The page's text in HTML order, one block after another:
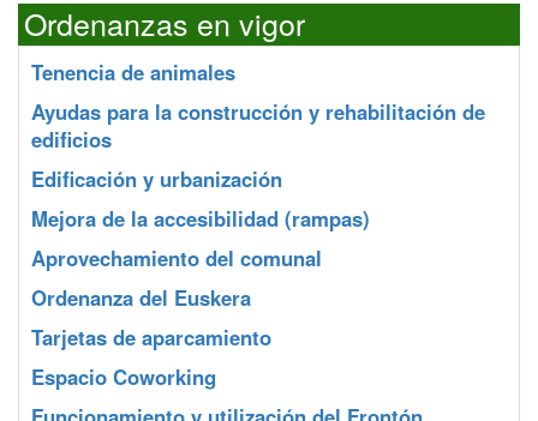
Ordenanzas en vigor
Tenencia de animales
Ayudas para la construcción y rehabilitación de
edificios
Edificación y urbanización
Mejora de la accesibilidad (rampas)
Aprovechamiento del comunal
Ordenanza del Euskera
Tarjetas de aparcamiento
Espacio Coworking